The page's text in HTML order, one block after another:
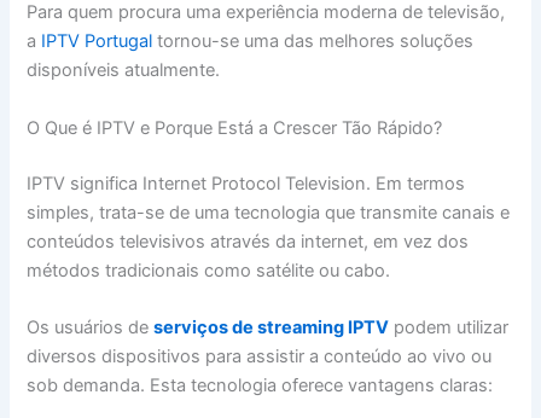
Para quem procura uma experiência moderna de televisão,
a IPTV Portugal tornou-se uma das melhores soluções
disponíveis atualmente.
O Que é IPTV e Porque Está a Crescer Tão Rápido?
IPTV significa Internet Protocol Television. Em termos
simples, trata-se de uma tecnologia que transmite canais e
conteúdos televisivos através da internet, em vez dos
métodos tradicionais como satélite ou cabo.
Os usuários deserviços de streaming IPTV podem utilizar
diversos dispositivos para assistir a conteúdo ao vivo ou
sob demanda. Esta tecnologia oferece vantagens claras: